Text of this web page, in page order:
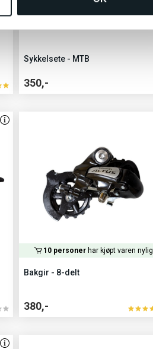
Sykkelsete - MTB
350,-
10 personerhar kjøpt varen nylig
Bakgir - 8-delt
380,-